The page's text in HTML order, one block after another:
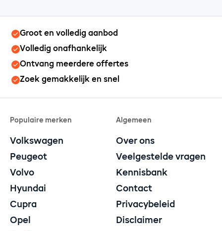
Groot en volledig aanbod
Volledig onafhankelijk
Ontvang meerdere offertes
Zoek gemakkelijk en snel
Populaire merken
Volkswagen
Peugeot
Volvo
Hyundai
Cupra
Opel
Algemeen
Over ons
Veelgestelde vragen
Kennisbank
Contact
Privacybeleid
Disclaimer